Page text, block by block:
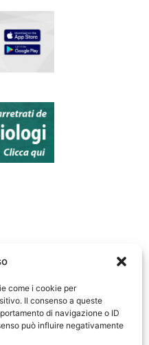
come i cookie per
Il consenso a queste
di navigazione o ID
può influire negativamente